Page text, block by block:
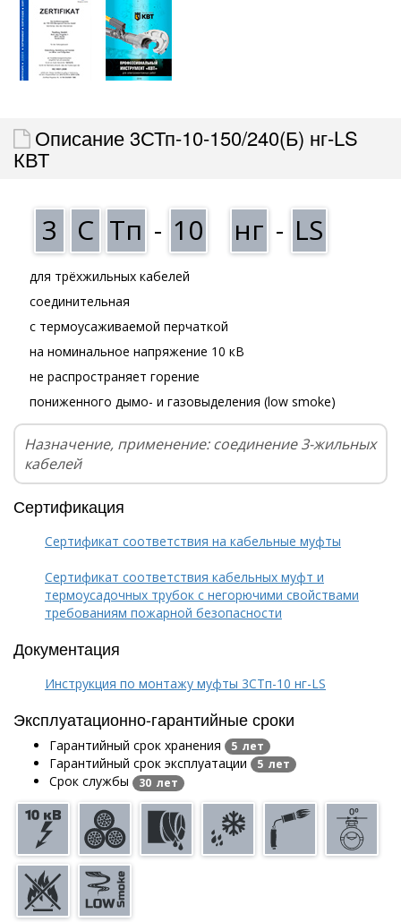
Описание 3СТп-10-150/240(Б) нг-LS
КВТ
3 С Тп - 10 нг - LS
для трёхжильных кабелей
соединительная
с термоусаживаемой перчаткой
на номинальное напряжение 10 кВ
не распространяет горение
пониженного дымо- и газовыделения (low smoke)
Назначение, применение: соединение 3-жильных
кабелей
Сертификация
Сертификат соответствия на кабельные муфты
Сертификат соответствия кабельных муфт и
термоусадочных трубок с негорючими свойствами
требованиям пожарной безопасности
Документация
Инструкция по монтажу муфты 3СТп-10 нг-LS
Эксплуатационно-гарантийные сроки
Гарантийный срок хранения 5 лет
Гарантийный срок эксплуатации 5 лет
Срок службы 30 лет